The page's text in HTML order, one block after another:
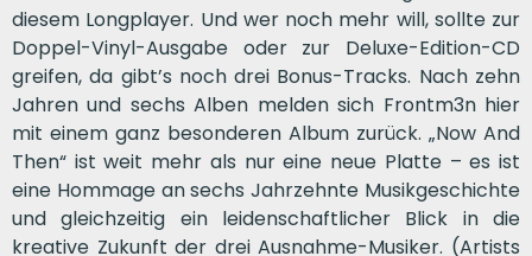
diesem Longplayer. Und wer noch mehr will, sollte zur
Doppel-Vinyl-Ausgabe oder zur Deluxe-Edition-CD
greifen, da gibt’s noch drei Bonus-Tracks. Nach zehn
Jahren und sechs Alben melden sich Frontm3n hier
mit einem ganz besonderen Album zurück. „Now And
Then“ ist weit mehr als nur eine neue Platte – es ist
eine Hommage an sechs Jahrzehnte Musikgeschichte
und gleichzeitig ein leidenschaftlicher Blick in die
kreative Zukunft der drei Ausnahme-Musiker. (Artists